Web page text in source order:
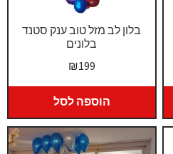
בלון לב מזל טוב ענק סטנד
בלונים
₪199
הוספה לסל